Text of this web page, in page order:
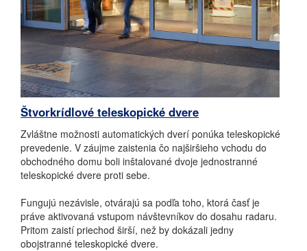
Štvorkrídlové teleskopické dvere
Zvláštne možnosti automatických dverí ponúka teleskopické
prevedenie. V záujme zaistenia čo najširšieho vchodu do
obchodného domu boli inštalované dvoje jednostranné
teleskopické dvere proti sebe.
Fungujú nezávisle, otvárajú sa podľa toho, ktorá časť je
práve aktivovaná vstupom návštevníkov do dosahu radaru.
Pritom zaistí priechod širší, než by dokázali jedny
obojstranné teleskopické dvere.